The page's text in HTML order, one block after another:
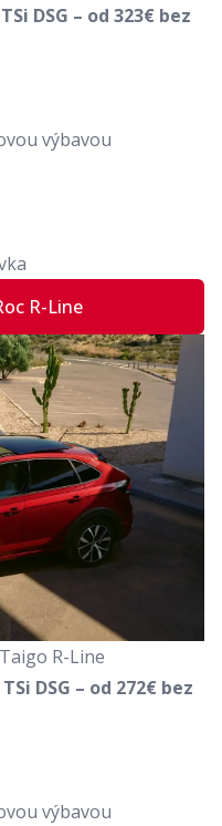
DSG – od 323€ bez
výbavou
R-Line
R-Line
DSG – od 272€ bez
výbavou